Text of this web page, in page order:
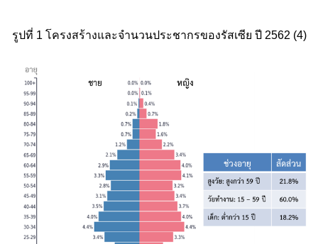
รูปที่ 1 โครงสร้างและจำนวนประชากรของรัสเซีย ปี 2562 (4)